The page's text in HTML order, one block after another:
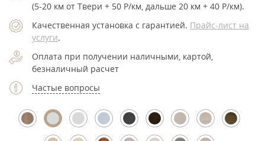
(5-20 км от Твери + 50 Р/км, дальше 20 км + 40 Р/км).
Качественная установка с гарантией. Прайс-лист на
услуги.
Оплата при получении наличными, картой,
безналичный расчет
Частые вопросы